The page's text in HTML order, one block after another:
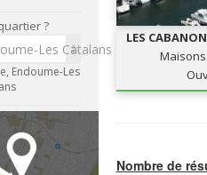
?
Les Catalans
Endoume-Les
LES
Nombre de